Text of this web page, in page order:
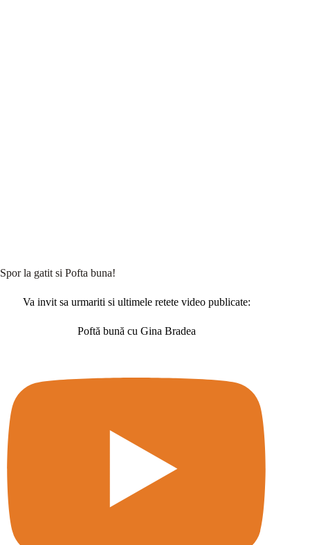
Spor la gatit si Pofta buna!
Va invit sa urmariti si ultimele retete video publicate:
Poftă bună cu Gina Bradea